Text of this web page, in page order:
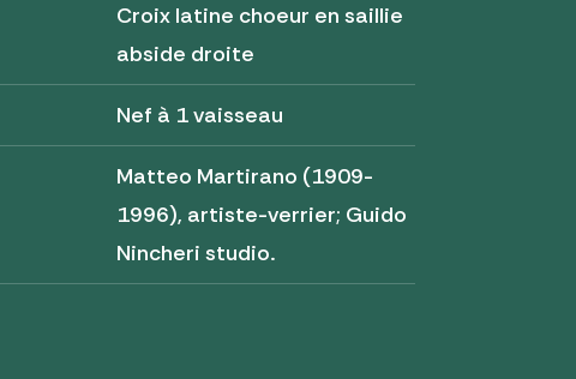
Croix latine choeur en saillie
abside droite
Nef à 1 vaisseau
Matteo Martirano (1909-
1996), artiste-verrier; Guido
Nincheri studio.